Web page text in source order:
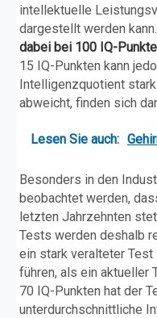
intellektuelle
dargestellt werden
dabei bei 100 IQ-
15 IQ-Punkten kann
Intelligenzquotient
abweicht, finden sich
Lesen Sie auch:
Besonders in den
beobachtet werden,
letzten Jahrzehnten
Tests werden deshalb
ein stark veralteter Test
führen, als ein aktueller
70 IQ-Punkten hat der
unterdurchschnittliche